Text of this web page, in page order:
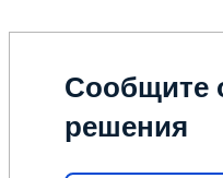
Сообщите
решения